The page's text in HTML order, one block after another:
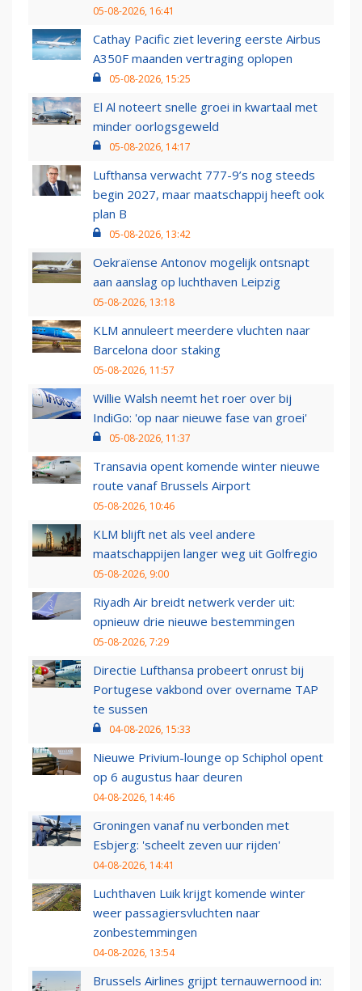
05-08-2026, 16:41
Cathay Pacific ziet levering eerste Airbus
A350F maanden vertraging oplopen
05-08-2026, 15:25
El Al noteert snelle groei in kwartaal met
minder oorlogsgeweld
05-08-2026, 14:17
Lufthansa verwacht 777-9’s nog steeds
begin 2027, maar maatschappij heeft ook
plan B
05-08-2026, 13:42
Oekraïense Antonov mogelijk ontsnapt
aan aanslag op luchthaven Leipzig
05-08-2026, 13:18
KLM annuleert meerdere vluchten naar
Barcelona door staking
05-08-2026, 11:57
Willie Walsh neemt het roer over bij
IndiGo: 'op naar nieuwe fase van groei'
05-08-2026, 11:37
Transavia opent komende winter nieuwe
route vanaf Brussels Airport
05-08-2026, 10:46
KLM blijft net als veel andere
maatschappijen langer weg uit Golfregio
05-08-2026, 9:00
Riyadh Air breidt netwerk verder uit:
opnieuw drie nieuwe bestemmingen
05-08-2026, 7:29
Directie Lufthansa probeert onrust bij
Portugese vakbond over overname TAP
te sussen
04-08-2026, 15:33
Nieuwe Privium-lounge op Schiphol opent
op 6 augustus haar deuren
04-08-2026, 14:46
Groningen vanaf nu verbonden met
Esbjerg: 'scheelt zeven uur rijden'
04-08-2026, 14:41
Luchthaven Luik krijgt komende winter
weer passagiersvluchten naar
zonbestemmingen
04-08-2026, 13:54
Brussels Airlines grijpt ternauwernood in: